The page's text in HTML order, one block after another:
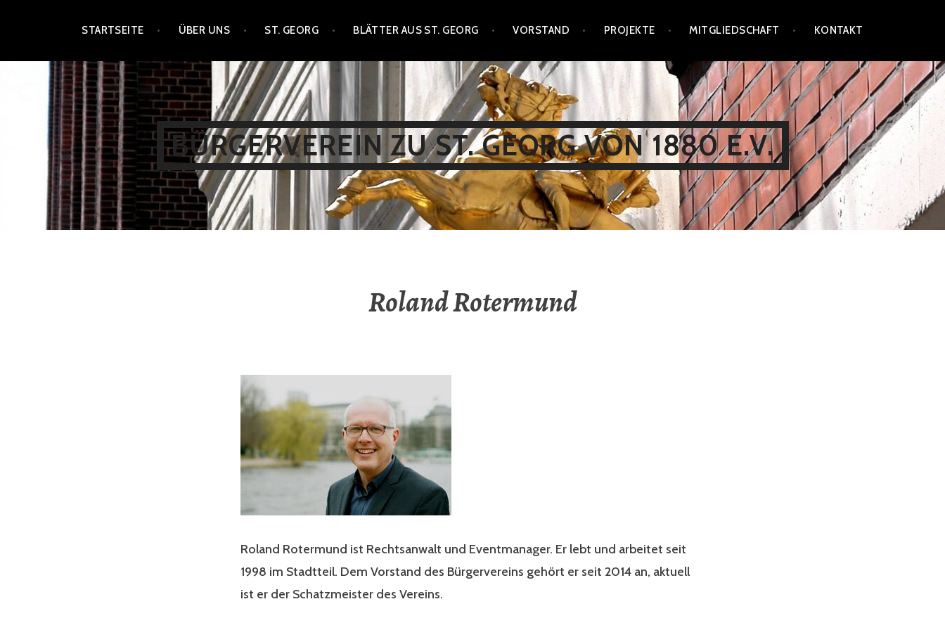
springen
STARTSEITE ÜBER UNS ST. GEORG BLÄTTER AUS ST. GEORG VORSTAND PROJEKTE MITGLIEDSCHAFT KONTAKT
BÜRGERVEREIN ZU ST. GEORG VON 1880 E.V.
Roland Rotermund
Roland Rotermund ist Rechtsanwalt und Eventmanager. Er lebt und arbeitet seit
1998 im Stadtteil. Dem Vorstand des Bürgervereins gehört er seit 2014 an, aktuell
ist er der Schatzmeister des Vereins.